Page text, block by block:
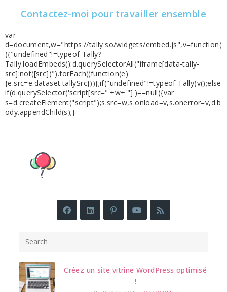
Contactez-moi pour travailler ensemble
var
d=document,w="https://tally.so/widgets/embed.js",v=function(
){"undefined"!=typeof Tally?
Tally.loadEmbeds():d.querySelectorAll("iframe[data-tally-
src]:not([src])").forEach((function(e)
{e.src=e.dataset.tallySrc}))};if("undefined"!=typeof Tally)v();else
if(d.querySelector('script[src="'+w+'"]')==null){var
s=d.createElement("script");s.src=w,s.onload=v,s.onerror=v,d.b
ody.appendChild(s);}
Créez un site vitrine WordPress optimisé
!